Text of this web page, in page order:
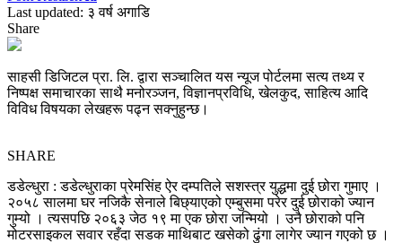
Last updated: ३ वर्ष अगाडि
Share
साहसी डिजिटल प्रा. लि. द्वारा सञ्चालित यस न्यूज पोर्टलमा सत्य तथ्य र
निष्पक्ष समाचारका साथै मनोरञ्जन, विज्ञानप्रविधि, खेलकुद, साहित्य आदि
विविध विषयका लेखहरू पढ्न सक्नुहुन्छ।
SHARE
डडेल्धुरा : डडेल्धुराका प्रेमसिंह ऐर दम्पतिले सशस्त्र युद्धमा दुई छोरा गुमाए ।
२०५८ सालमा घर नजिकै सेनाले बिछ्याएको एम्बुसमा परेर दुई छोराको ज्यान
गुम्यो । त्यसपछि २०६३ जेठ १९ मा एक छोरा जन्मियो । उनै छोराको पनि
मोटरसाइकल सवार रहँदा सडक माथिबाट खसेको ढुंगा लागेर ज्यान गएको छ ।